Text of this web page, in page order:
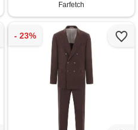
Farfetch